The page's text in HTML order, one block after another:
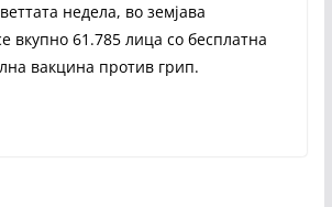
недела, во земјава
вкупно 61.785 лица со бесплатна
вакцина против грип.